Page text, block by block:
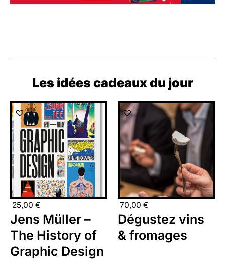
Les idées cadeaux du jour
25,00 €
Jens Müller –
The History of
Graphic Design
70,00 €
Dégustez vins
& fromages